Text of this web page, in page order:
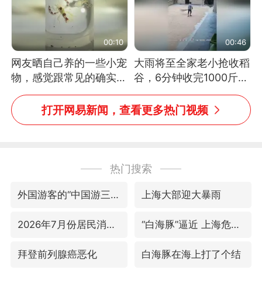
00:10
网友晒自己养的一些小宠
物，感觉跟常见的确实有
些不一样
00:46
大雨将至全家老小抢收稻
谷，6分钟收完1000斤，
没有一个人掉链子
打开网易新闻，查看更多热门视频
热门搜索
外国游客的“中国游三件套”火了 上海大部迎大暴雨
2026年7月份居民消费价格同比上涨0.5% “白海豚”逼近 上海危险区域已转移3.03万人
拜登前列腺癌恶化 白海豚在海上打了个结